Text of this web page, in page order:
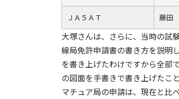
ＪＡ５ＡＴ 藤
大塚さんは、さらに、当時の試
線局免許申請書の書き方を説明
を書き上げたわけですから全部
の図面を手書きで書き上げたこ
マチュア局の申請は、現在と比